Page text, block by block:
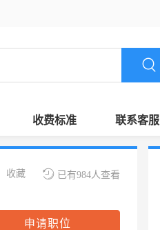
收费标准 联系客服
已有984人查看
收藏
申请职位